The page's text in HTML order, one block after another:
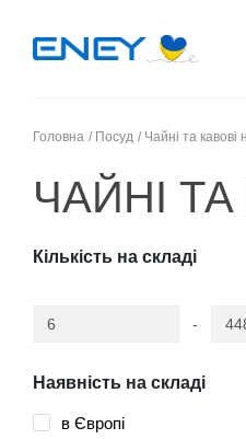
Головна Посуд Чайні та
ЧАЙНІ
Кількість на складі
-
Наявність на складі
в Європі